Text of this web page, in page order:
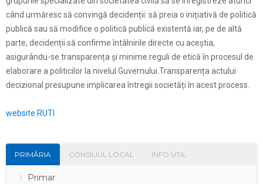
când urmăresc să convingă decidenții: să preia o inițiativă de politică
publică sau să modifice o politică publică existentă iar, pe de altă
parte, decidenții să confirme întâlnirile directe cu aceștia,
asigurându-se transparența și minime reguli de etică în procesul de
elaborare a politicilor la nivelul Guvernului.Transparența actului
decizional presupune implicarea întregii societăți în acest process.
website RUTI
PRIMĂRIA CONSILIUL LOCAL INFO UTIL
Primar